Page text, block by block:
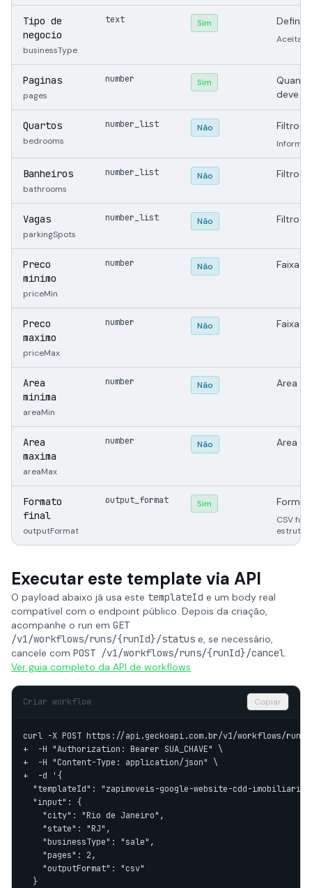
Tipo de
negocio
businessType
text Sim Define
Aceita
Paginas
pages
number Sim
deve
Quartos
bedrooms
number_list Não Filtro
Informe
Banheiros
bathrooms
number_list Não Filtro
Vagas
parkingSpots
number_list Não Filtro
Preco
minimo
priceMin
number Não Faixa
Preco
maximo
priceMax
number Não Faixa
Area
minima
areaMin
number Não Area
Area
maxima
areaMax
number Não Area
Formato
final
outputFormat
output_format Sim
CSV
Executar este template via API
O payload abaixo já usa este templateId e um body real
compatível com o endpoint público. Depois da criação,
acompanhe o run em GET
/v1/workflows/runs/{runId}/status e, se necessário,
cancele com POST /v1/workflows/runs/{runId}/cancel.
Ver guia completo da API de workflows
Criar workflow Copiar
curl -X POST https://api.geckoapi.com.br/v1/workflows/runs
+  -H "Authorization: Bearer SUA_CHAVE" \
+  -H "Content-Type: application/json" \
+  -d '{
"templateId": "zapimoveis-google-website-cdd-
  "input": {
    "city": "Rio de Janeiro",
    "state": "RJ",
    "businessType": "sale",
    "pages": 2,
    "outputFormat": "csv"
  }